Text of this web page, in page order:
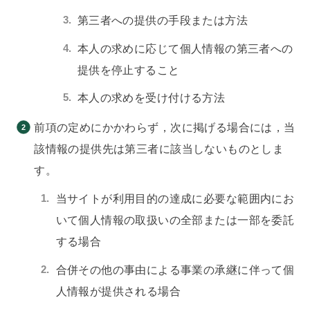
第三者への提供の手段または方法
本人の求めに応じて個人情報の第三者への
提供を停止すること
本人の求めを受け付ける方法
前項の定めにかかわらず，次に掲げる場合には，当
該情報の提供先は第三者に該当しないものとしま
す。
当サイトが利用目的の達成に必要な範囲内にお
いて個人情報の取扱いの全部または一部を委託
する場合
合併その他の事由による事業の承継に伴って個
人情報が提供される場合